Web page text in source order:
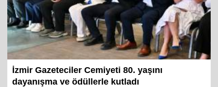
İzmir Gazeteciler Cemiyeti 80. yaşını
dayanışma ve ödüllerle kutladı